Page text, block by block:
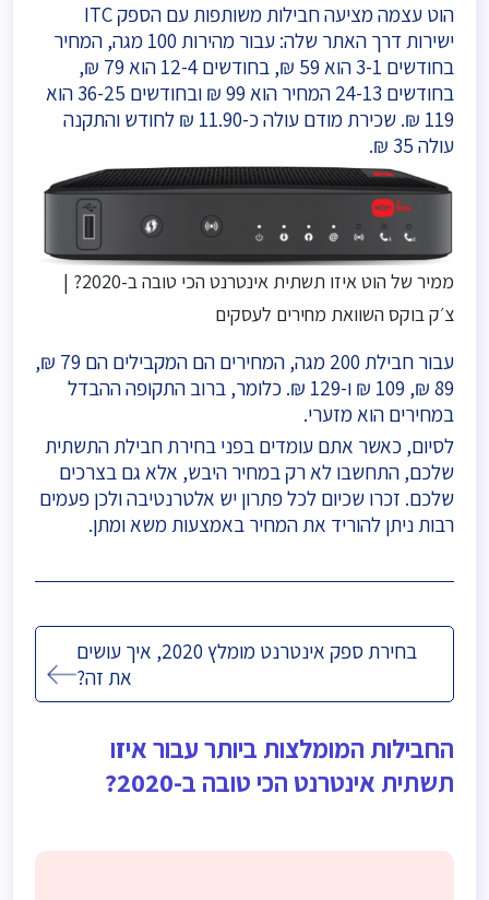
הוט עצמה מציעה חבילות משותפות עם הספק ITC
ישירות דרך האתר שלה: עבור מהירות 100 מגה, המחיר
בחודשים 3-1 הוא 59 ₪, בחודשים 12-4 הוא 79 ₪,
בחודשים 24-13 המחיר הוא 99 ₪ ובחודשים 36-25 הוא
119 ₪. שכירת מודם עולה כ-11.90 ₪ לחודש והתקנה
עולה 35 ₪.
ממיר של הוט איזו תשתית אינטרנט הכי טובה ב-2020? |
צ׳ק בוקס השוואת מחירים לעסקים
עבור חבילת 200 מגה, המחירים הם המקבילים הם 79 ₪,
89 ₪, 109 ₪ ו-129 ₪. כלומר, ברוב התקופה ההבדל
במחירים הוא מזערי.
לסיום, כאשר אתם עומדים בפני בחירת חבילת התשתית
שלכם, התחשבו לא רק במחיר היבש, אלא גם בצרכים
שלכם. זכרו שכיום לכל פתרון יש אלטרנטיבה ולכן פעמים
רבות ניתן להוריד את המחיר באמצעות משא ומתן.
ניווט
בחירת ספק אינטרנט מומלץ 2020, איך עושים
את זה?
החבילות המומלצות ביותר עבור איזו
תשתית אינטרנט הכי טובה ב-2020?